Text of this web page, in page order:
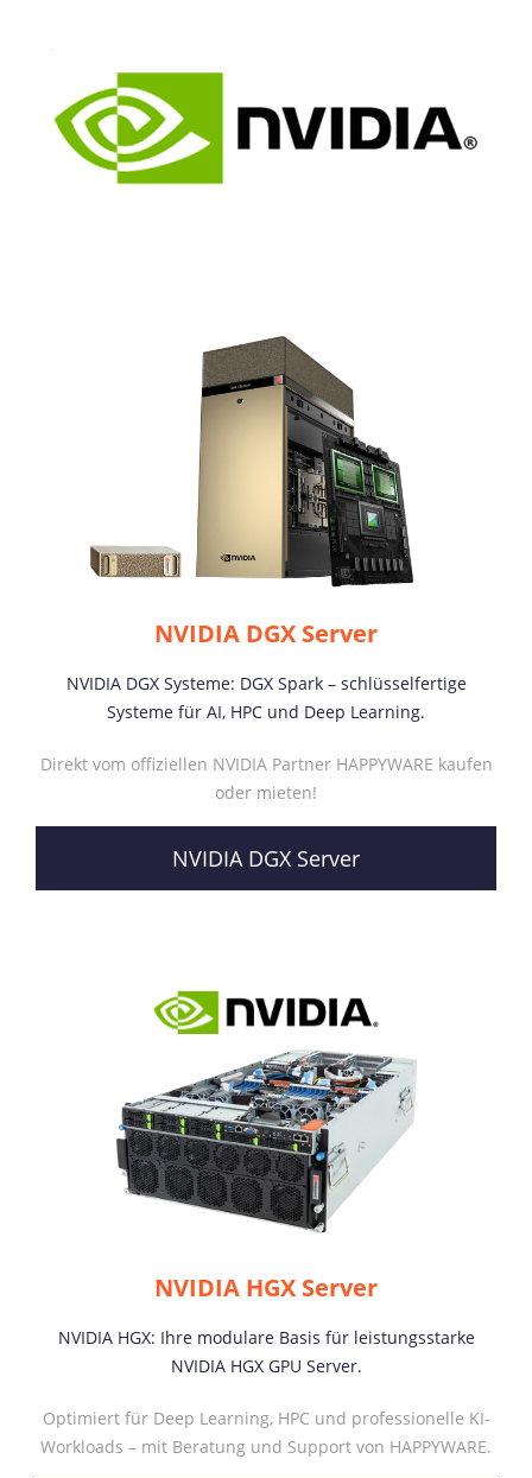
NVIDIA DGX Server
NVIDIA DGX Systeme: DGX Spark – schlüsselfertige
Systeme für AI, HPC und Deep Learning.
Direkt vom offiziellen NVIDIA Partner HAPPYWARE kaufen
oder mieten!
NVIDIA DGX Server
NVIDIA HGX Server
NVIDIA HGX: Ihre modulare Basis für leistungsstarke
NVIDIA HGX GPU Server.
Optimiert für Deep Learning, HPC und professionelle KI-
Workloads – mit Beratung und Support von HAPPYWARE.